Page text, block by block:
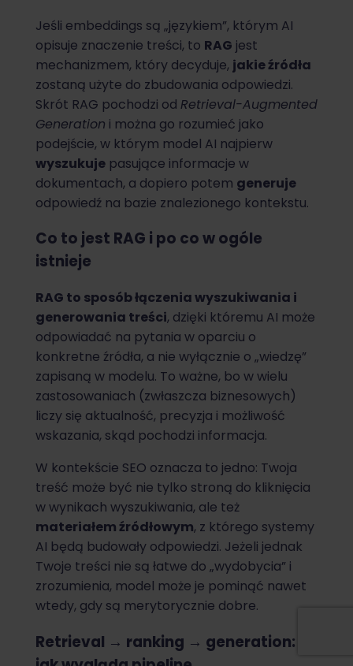
Jeśli embeddings są „językiem”, którym AI
opisuje znaczenie treści, to RAG jest
mechanizmem, który decyduje, jakie źródła
zostaną użyte do zbudowania odpowiedzi.
Skrót RAG pochodzi od Retrieval-Augmented
Generation i można go rozumieć jako
podejście, w którym model AI najpierw
wyszukuje pasujące informacje w
dokumentach, a dopiero potem generuje
odpowiedź na bazie znalezionego kontekstu.
Co to jest RAG i po co w ogóle
istnieje
RAG to sposób łączenia wyszukiwania i
generowania treści, dzięki któremu AI może
odpowiadać na pytania w oparciu o
konkretne źródła, a nie wyłącznie o „wiedzę”
zapisaną w modelu. To ważne, bo w wielu
zastosowaniach (zwłaszcza biznesowych)
liczy się aktualność, precyzja i możliwość
wskazania, skąd pochodzi informacja.
W kontekście SEO oznacza to jedno: Twoja
treść może być nie tylko stroną do kliknięcia
w wynikach wyszukiwania, ale też
materiałem źródłowym, z którego systemy
AI będą budowały odpowiedzi. Jeżeli jednak
Twoje treści nie są łatwe do „wydobycia” i
zrozumienia, model może je pominąć nawet
wtedy, gdy są merytorycznie dobre.
Retrieval → ranking → generation: